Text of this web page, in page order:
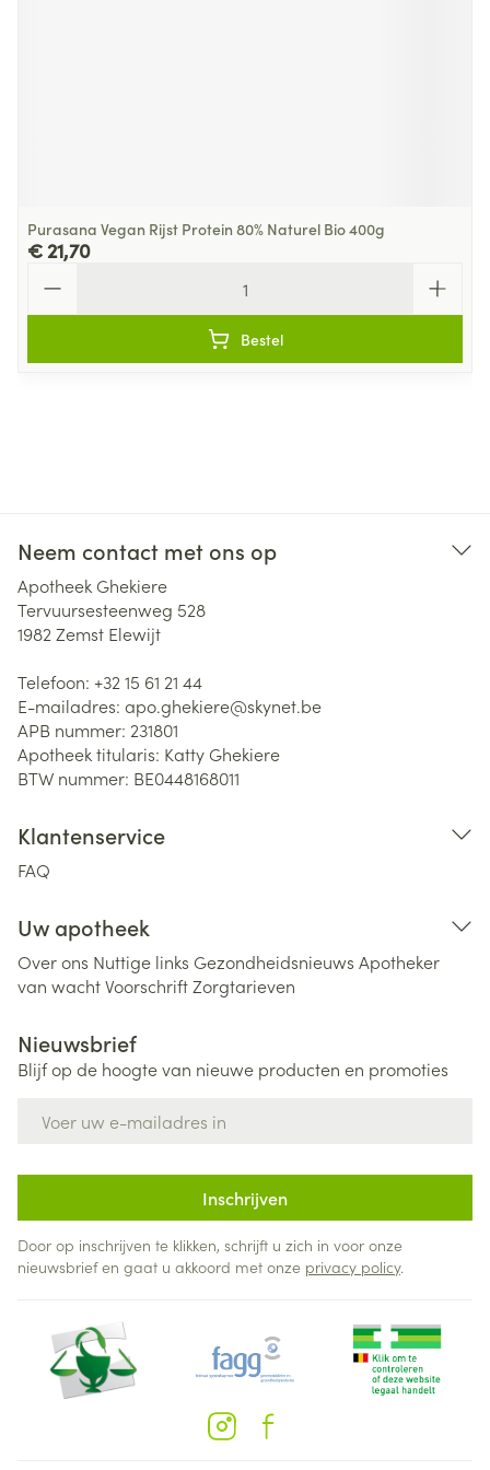
Purasana Vegan Rijst Protein 80% Naturel Bio 400g
€ 21,70
Bestel
Neem contact met ons op
Apotheek Ghekiere
Tervuursesteenweg 528
1982 Zemst Elewijt
Telefoon: +32 15 61 21 44
E-mailadres: apo.ghekiere@skynet.be
APB nummer: 231801
Apotheek titularis: Katty Ghekiere
BTW nummer: BE0448168011
Klantenservice
FAQ
Uw apotheek
Over ons Nuttige links Gezondheidsnieuws Apotheker
van wachtVoorschriftZorgtarieven
Nieuwsbrief
Blijf op de hoogte van nieuwe producten en promoties
Inschrijven
Door op inschrijven te klikken, schrijft u zich in voor onze
nieuwsbrief en gaat u akkoord met onze privacy policy.